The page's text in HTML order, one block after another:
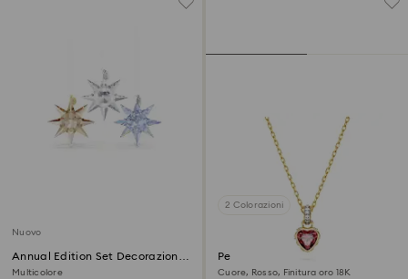
Nuovo
Annual Edition Set Decorazioni
35° Anniversario 2026
Multicolore
2 Colorazioni
Pendente Chroma
Cuore, Rosso, Finitura oro 18K